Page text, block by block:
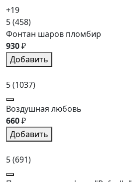
+19
5(458)
Фонтан шаров пломбир
930₽
Добавить
5(1037)
Воздушная любовь
660₽
Добавить
5(691)